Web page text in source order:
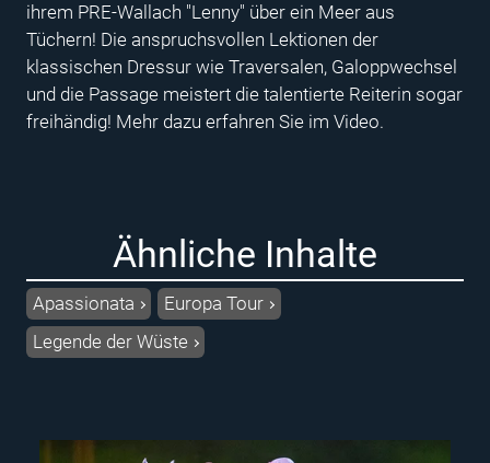
ihrem PRE-Wallach "Lenny" über ein Meer aus
Tüchern! Die anspruchsvollen Lektionen der
klassischen Dressur wie Traversalen, Galoppwechsel
und die Passage meistert die talentierte Reiterin sogar
freihändig! Mehr dazu erfahren Sie im Video.
Ähnliche Inhalte
Apassionata
Europa Tour
Legende der Wüste